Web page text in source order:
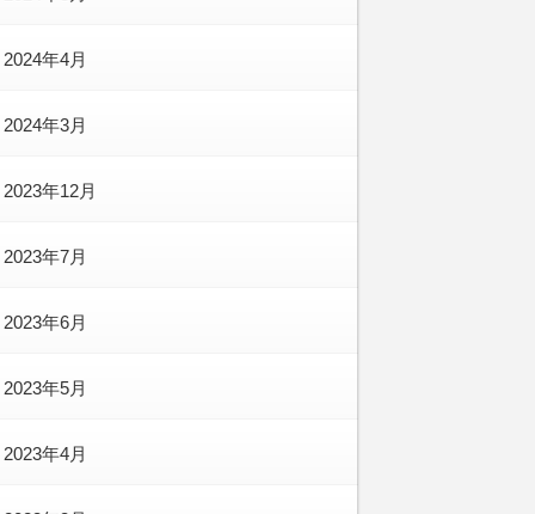
2024年4月
2024年3月
2023年12月
2023年7月
2023年6月
2023年5月
2023年4月